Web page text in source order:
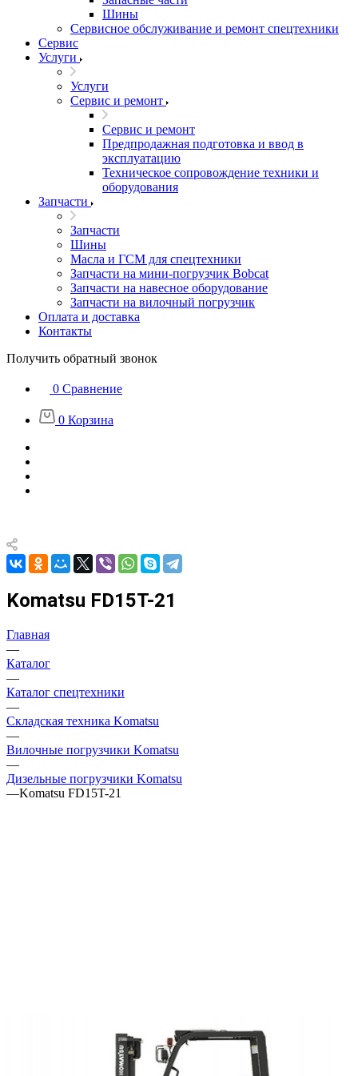
Шины
Сервисное обслуживание и ремонт спецтехники
Сервис
Услуги
Услуги
Сервис и ремонт
Сервис и ремонт
Предпродажная подготовка и ввод в
эксплуатацию
Техническое сопровождение техники и
оборудования
Запчасти
Запчасти
Шины
Масла и ГСМ для спецтехники
Запчасти на мини-погрузчик Bobcat
Запчасти на навесное оборудование
Запчасти на вилочный погрузчик
Оплата и доставка
Контакты
Получить обратный звонок
0 Сравнение
0 Корзина
Komatsu FD15T-21
Главная
—
Каталог
—
Каталог спецтехники
—
Складская техника Komatsu
—
Вилочные погрузчики Komatsu
—
Дизельные погрузчики Komatsu
—Komatsu FD15T-21